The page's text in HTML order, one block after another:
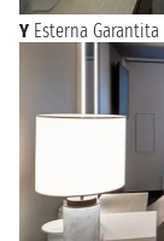
Y Esterna Garantita